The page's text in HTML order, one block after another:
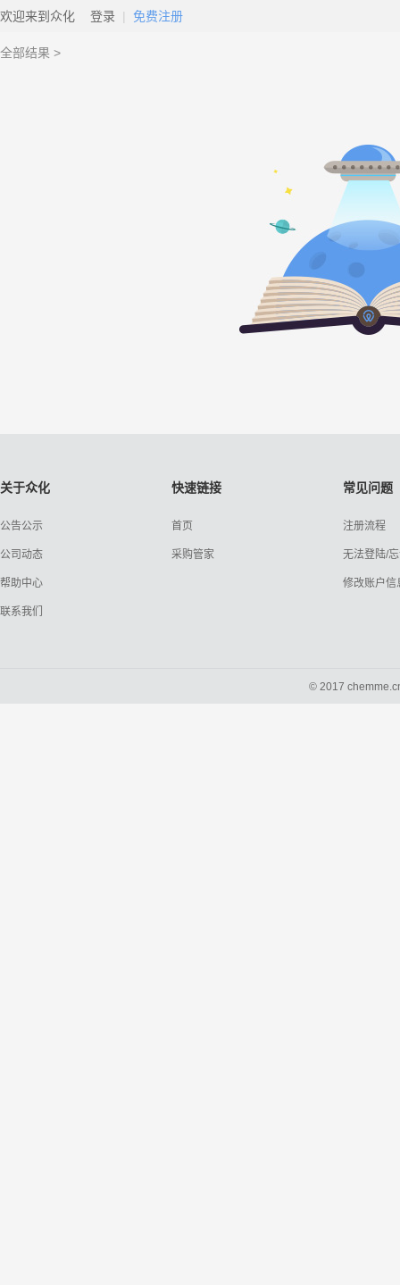
欢迎来到众化 登录 | 免费注册
全部结果 >
关于众化
公告公示
公司动态
帮助中心
联系我们
快速链接
首页
采购管家
常见问题
注册流程
无法登陆/
修改账户信
© 2017